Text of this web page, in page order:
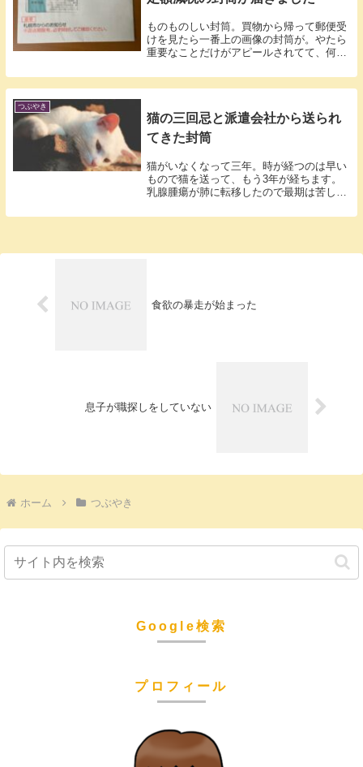
ものものしい封筒。買物から帰って郵便受
けを見たら一番上の画像の封筒が。やたら
重要なことだけがアピールされてて、何の
つぶやき
猫の三回忌と派遣会社から送られ
てきた封筒
猫がいなくなって三年。時が経つのは早い
もので猫を送って、もう3年が経ちます。
乳腺腫瘍が肺に転移したので最期は苦しか
食欲の暴走が始まった
息子が職探しをしていない
ホーム つぶやき
Google検索
プロフィール